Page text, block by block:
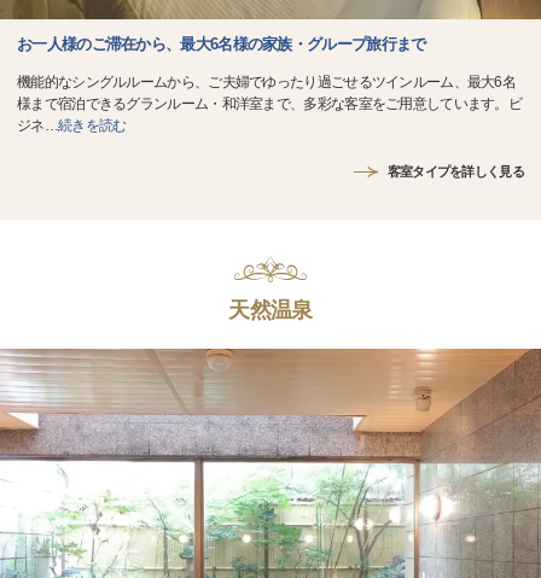
お一人様のご滞在から、最大6名様の家族・グループ旅行まで
機能的なシングルルームから、ご夫婦でゆったり過ごせるツインルーム、最大6名
様まで宿泊できるグランルーム・和洋室まで、多彩な客室をご用意しています。ビ
ジネ…続きを読む
客室タイプを詳しく見る
天然温泉